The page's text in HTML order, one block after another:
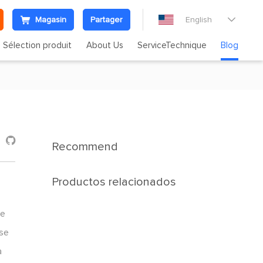
Magasin Partager English 
Sélection produit About Us ServiceTechnique Blog

Recommend
Productos relacionados